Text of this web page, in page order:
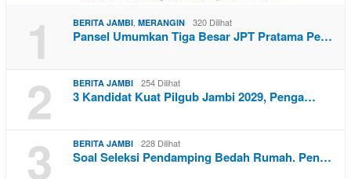
1 BERITA JAMBI, MERANGIN 320 Dilihat
Pansel Umumkan Tiga Besar JPT Pratama Pe…
2 BERITA JAMBI 254 Dilihat
3 Kandidat Kuat Pilgub Jambi 2029, Penga…
3 BERITA JAMBI 228 Dilihat
Soal Seleksi Pendamping Bedah Rumah. Pen…